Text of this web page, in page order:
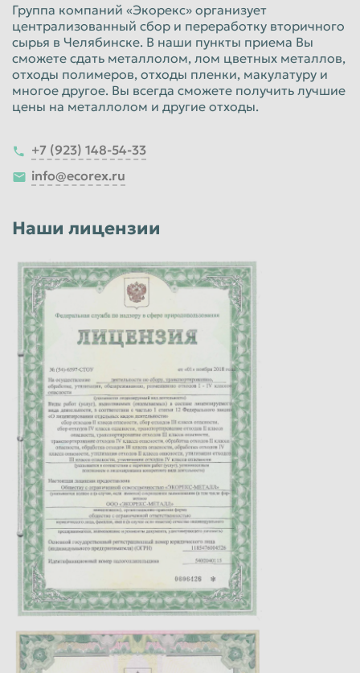
Группа компаний «Экорекс» организует
централизованный сбор и переработку вторичного
сырья в Челябинске. В наши пункты приема Вы
сможете сдать металлолом, лом цветных металлов,
отходы полимеров, отходы пленки, макулатуру и
многое другое. Вы всегда сможете получить лучшие
цены на металлолом и другие отходы.
+7 (923) 148-54-33
info@ecorex.ru
Наши лицензии